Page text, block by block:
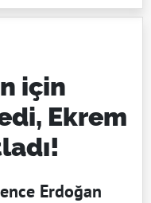
için
Ekrem
Erdoğan